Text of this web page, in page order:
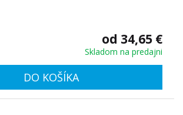
od 34,65 €
Skladom na predajni
DO KOŠÍKA